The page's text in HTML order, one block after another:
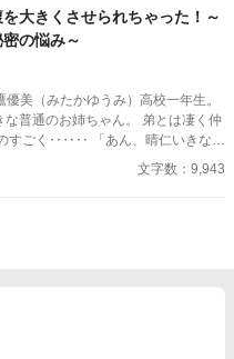
断罪も修羅場もない、安心で騒がし
大きくさせられちゃった！～
の悩み～
普通のお姉ちゃん。 弟とは凄く仲
あん、晴仁いきなり
したち。 で
が来そうなのになかなか来ないの
文字数：9,943